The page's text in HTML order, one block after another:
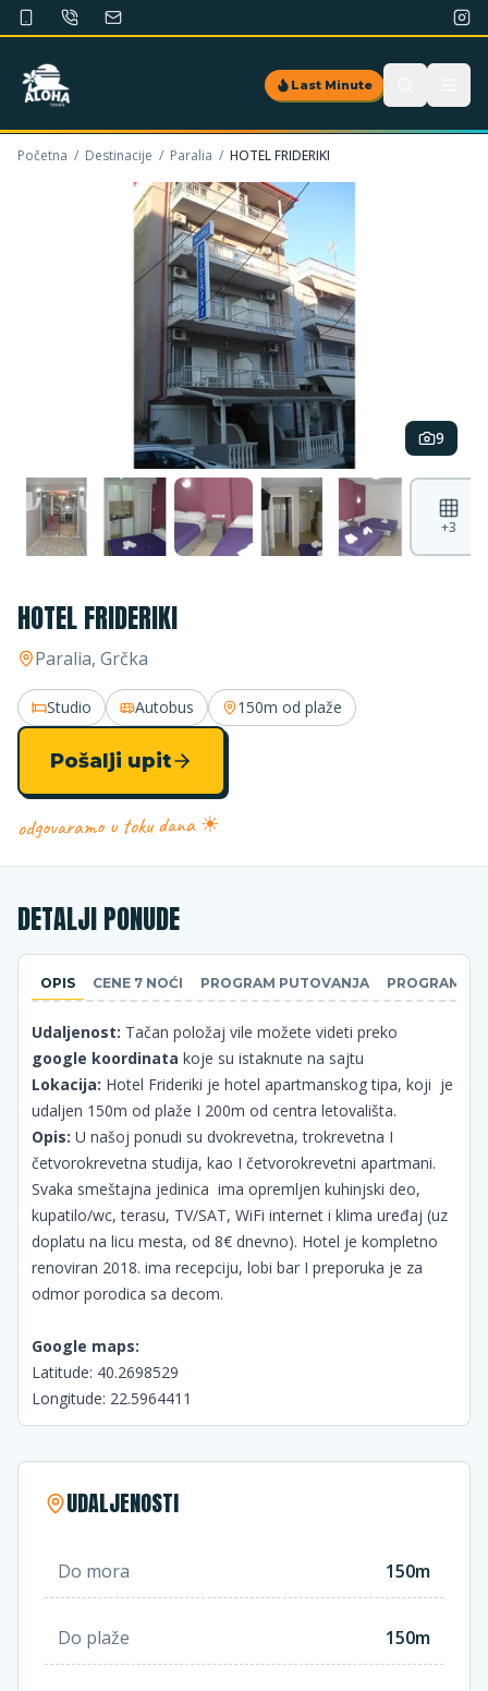
Last Minute
Početna / Destinacije / Paralia / HOTEL FRIDERIKI
9
+3
HOTEL FRIDERIKI
Paralia, Grčka
Studio Autobus 150m od plaže
Pošalji upit
odgovaramo u toku dana ☀
DETALJI PONUDE
OPIS CENE 7 NOĆI PROGRAM PUTOVANJA PROGRAM
Udaljenost: Tačan položaj vile možete videti preko
google koordinata koje su istaknute na sajtu
Lokacija: Hotel Frideriki je hotel apartmanskog tipa, koji je
udaljen 150m od plaže I 200m od centra letovališta.
Opis: U našoj ponudi su dvokrevetna, trokrevetna I
četvorokrevetna studija, kao I četvorokrevetni apartmani.
Svaka smeštajna jedinica ima opremljen kuhinjski deo,
kupatilo/wc, terasu, TV/SAT, WiFi internet i klima uređaj (uz
doplatu na licu mesta, od 8€ dnevno). Hotel je kompletno
renoviran 2018. ima recepciju, lobi bar I preporuka je za
odmor porodica sa decom.
Google maps:
Latitude: 40.2698529
Longitude: 22.5964411
UDALJENOSTI
Do mora 150m
Do plaže 150m